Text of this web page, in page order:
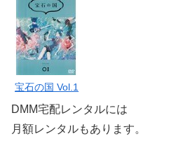
宝石の国 Vol.1
DMM宅配レンタルには
月額レンタルもあります。